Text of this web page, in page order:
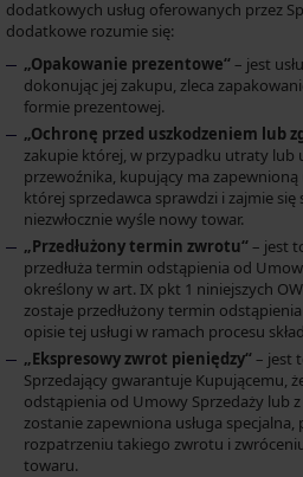
dodatkowych usług oferowanych przez
dodatkowe rozumie się:
„Opakowanie prezentowe“– jest
dokonując jej zakupu, zleca
formie prezentowej.
„Ochronę przed uszkodzeniem lub
zakupie której, w przypadku utraty lub
przewoźnika, kupujący ma zapewnioną
której sprzedawca sprawdzi i zajmie
niezwłocznie wyśle nowy towar.
„Przedłużony termin zwrotu“– jest
przedłuża termin odstąpienia od
określony w art. IX pkt 1 niniejszych
zostaje przedłużony termin
opisie tej usługi w ramach procesu
„Ekspresowy zwrot pieniędzy“– jest
Sprzedający gwarantuje Kupującemu,
odstąpienia od Umowy Sprzedaży lub
zostanie zapewniona usługa
rozpatrzeniu takiego zwrotu i
towaru.